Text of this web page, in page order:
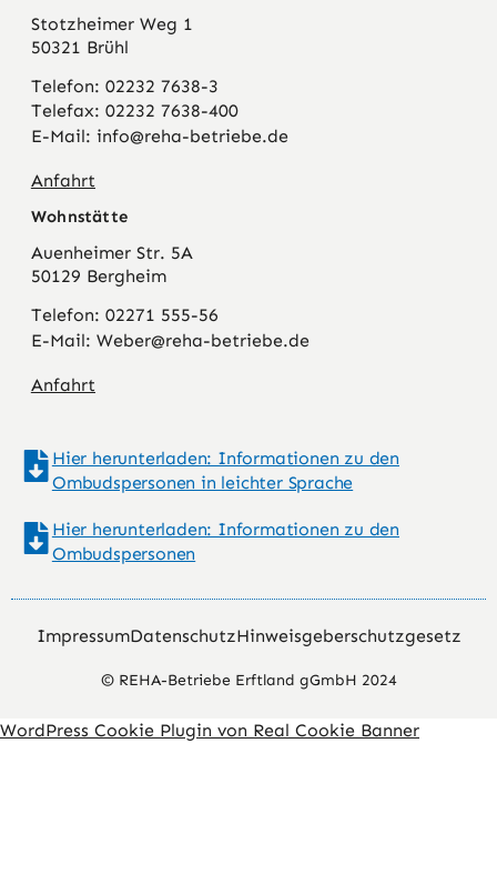
Hier herunterladen: Informationen zu den
Ombudspersonen in leichter Sprache
Hier herunterladen: Informationen zu den
Ombudspersonen
Stotzheimer Weg 1
50321 Brühl
Telefon: 02232 7638-3
Telefax: 02232 7638-400
E-Mail: info@reha-betriebe.de
Anfahrt
Wohnstätte
Auenheimer Str. 5A
50129 Bergheim
Telefon: 02271 555-56
E-Mail: Weber@reha-betriebe.de
Anfahrt
© REHA-Betriebe Erftland gGmbH 2024
ImpressumDatenschutzHinweisgeberschutzgesetz
WordPress Cookie Plugin von Real Cookie Banner